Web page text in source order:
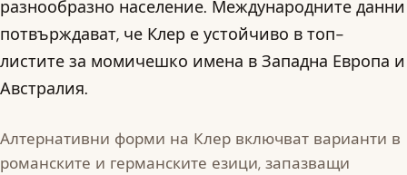
разнообразно население. Международните данни
потвърждават, че Клер е устойчиво в топ-
листите за момичешко имена в Западна Европа и
Австралия.
Алтернативни форми на Клер включват варианти в
романските и германските езици, запазващи